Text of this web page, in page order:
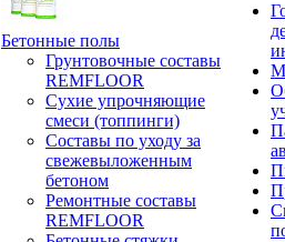
Бетонные полы
Грунтовочные составы
REMFLOOR
Сухие упрочняющие
смеси (топпинги)
Составы по уходу за
свежевыложенным
бетоном
Ремонтные составы
REMFLOOR